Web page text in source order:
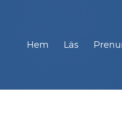
Hem Läs